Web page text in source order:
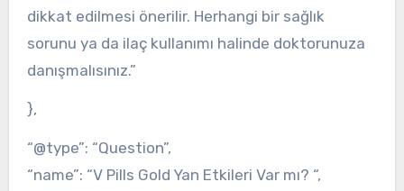
dikkat edilmesi önerilir. Herhangi bir sağlık
sorunu ya da ilaç kullanımı halinde doktorunuza
danışmalısınız.”
},
“@type”: “Question”,
“name”: “V Pills Gold Yan Etkileri Var mı? “,